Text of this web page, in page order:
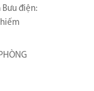
Bưu điện: